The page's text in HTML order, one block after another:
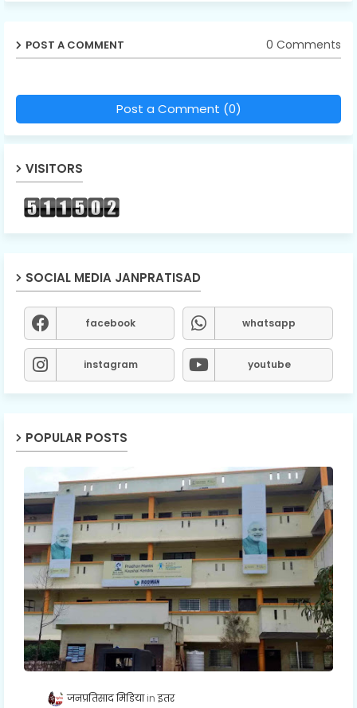
POST A COMMENT 0 Comments
Post a Comment (0)
VISITORS
SOCIAL MEDIA JANPRATISAD
facebook whatsapp
instagram youtube
POPULAR POSTS
जनप्रतिसाद मिडिया इतर